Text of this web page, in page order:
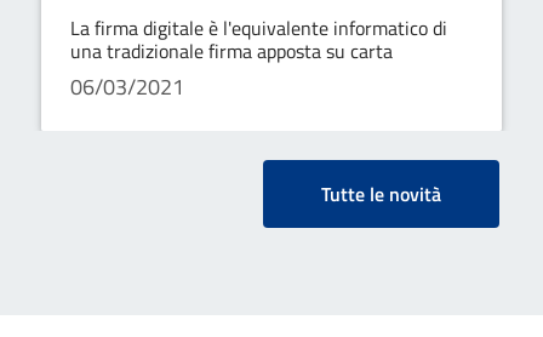
La firma digitale è l'equivalente informatico di
una tradizionale firma apposta su carta
06/03/2021
Tutte le novità